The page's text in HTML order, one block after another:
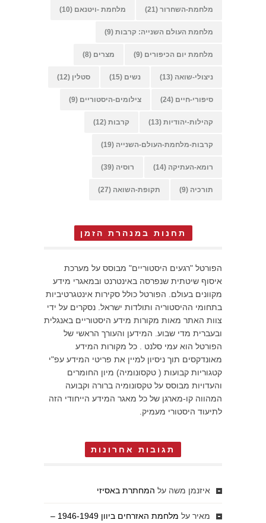
מלחמת-השחרור (21) מלחמת -ויטנאם (10)
מלחמת העולם השנייה: קרבות (9)
מלחמת יום הכיפורים (9) מצרים (8)
ניצולי-שואה (13) נשים (15) סטלין (12)
סיפורי-חיים (24) צילומים-היסטוריים (9)
קהילות-יהודיות (13) קרבות (12)
קרבות-מלחמת-העולם-השנייה (19)
רומא-העתיקה (14) רוסיה (39)
תורכיה (9) תקופת-השואה (27)
תחנות במנהרת הזמן
הפורטל "רגעים היסטוריים" מבוסס על מערכת
איסוף שיטתית שנפרסה באינטרנט ובמאגרי מידע
מקוונים בעולם. הפורטל כולל סקירות אינטגרטיביות
בתחומי ההיסטוריה ותולדות ישראל. נסקרים על ידי
צוות האתר מאות מקורות מידע היסטוריים באנגלית
ובעברית מדי שבוע. המידען והעורך הראשי של
הפורטל הוא עמי סלנט . כל מקורות המידע
מאונדקסים תוך ניסיון למיין את פריטי המידע עפ"י
קטגוריות קבועות ( טקסונומיה) מיון החומרים
והעדויות מבוסס על טקסונומיה ברורה וקבועה
המהווה קו-מארגן של כל מאגר המידע הייחודי הזה
לתיעוד היסטורי מעמיק.
תגובות אחרונות
איזנמן משה על המחתרת באסיזי
מאיר על
מלחמת האזרחים ביוון 1946-1949 –